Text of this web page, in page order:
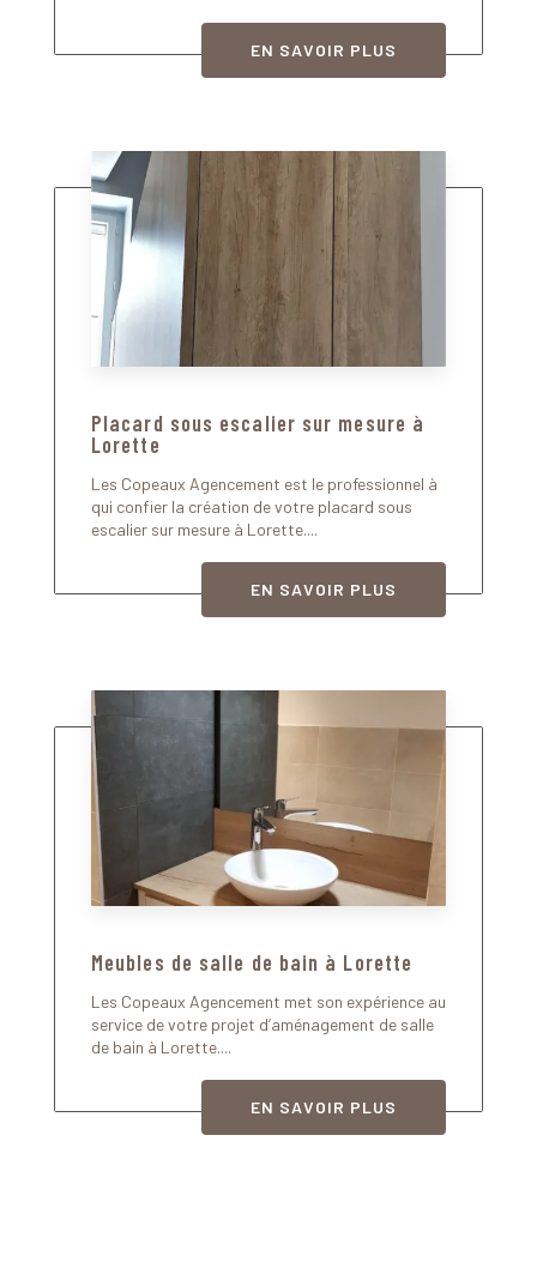
EN SAVOIR PLUS
Placard sous escalier sur mesure à
Lorette
Les Copeaux Agencement est le professionnel à
qui confier la création de votre placard sous
escalier sur mesure à Lorette....
EN SAVOIR PLUS
Meubles de salle de bain à Lorette
Les Copeaux Agencement met son expérience au
service de votre projet d’aménagement de salle
de bain à Lorette....
EN SAVOIR PLUS